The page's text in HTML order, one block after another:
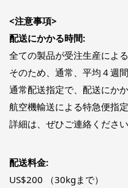
<注意事項>
配送にかかる時間:
全ての製品が受注生産によ
そのため、通常、平均４週
通常配送指定で、配送にか
航空機輸送による特急便指定
詳細は、ぜひご連絡ください
配送料金:
US$200 （30kgまで）